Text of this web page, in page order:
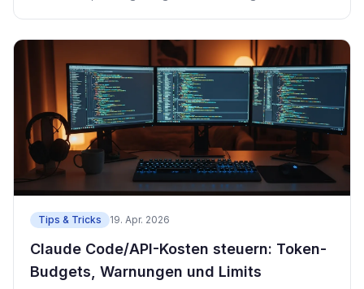
Tips & Tricks 19. Apr. 2026
Claude Code/API-Kosten steuern: Token-
Budgets, Warnungen und Limits